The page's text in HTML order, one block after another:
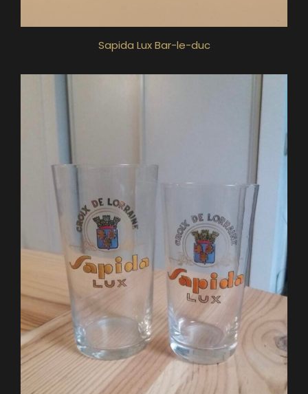
Sapida Lux Bar-le-duc